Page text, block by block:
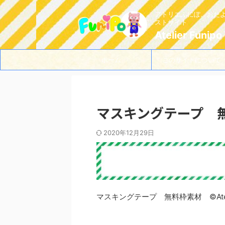
アトリエふにぽ。おた
ストサイト
Atelier Funipo
ホーム このサイトについて
マスキングテープ
2020年12月29日
マスキングテープ 無料枠素材